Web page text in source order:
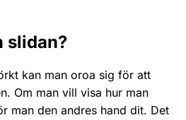
slidan?
kan man oroa sig för att
Om man vill visa hur man
man den andres hand dit. Det